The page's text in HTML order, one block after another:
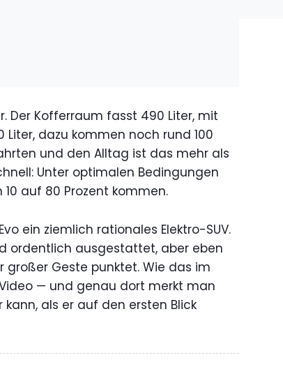
Der Kofferraum fasst 490 Liter, mit
Liter, dazu kommen noch rund 100
und den Alltag ist das mehr als
Unter optimalen Bedingungen
auf 80 Prozent kommen.
ein ziemlich rationales Elektro-SUV.
ordentlich ausgestattet, aber eben
Geste punktet. Wie das im
— und genau dort merkt man
als er auf den ersten Blick